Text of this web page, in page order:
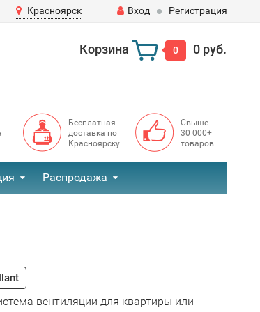
Красноярск Вход Регистрация
Корзина 0 0 руб.
Бесплатная
доставка по
Красноярску
Свыше
30 000+
товаров
Распродажа
вентиляции для квартиры или